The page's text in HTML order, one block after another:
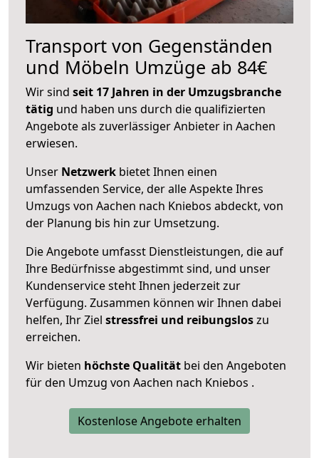
Transport von Gegenständen
und Möbeln Umzüge ab 84€
Wir sind seit 17 Jahren in der Umzugsbranche
tätig und haben uns durch die qualifizierten
Angebote als zuverlässiger Anbieter in Aachen
erwiesen.
Unser Netzwerk bietet Ihnen einen
umfassenden Service, der alle Aspekte Ihres
Umzugs von Aachen nach Kniebos abdeckt, von
der Planung bis hin zur Umsetzung.
Die Angebote umfasst Dienstleistungen, die auf
Ihre Bedürfnisse abgestimmt sind, und unser
Kundenservice steht Ihnen jederzeit zur
Verfügung. Zusammen können wir Ihnen dabei
helfen, Ihr Ziel stressfrei und reibungsloszu
erreichen.
Wir bieten höchste Qualität bei den Angeboten
für den Umzug von Aachen nach Kniebos .
Kostenlose Angebote erhalten